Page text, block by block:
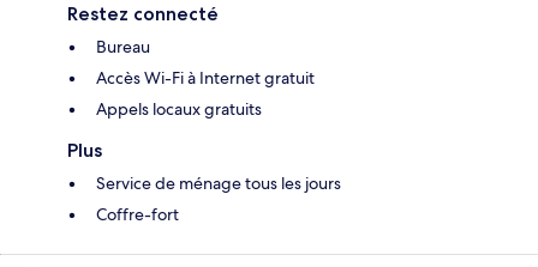
Restez connecté
Bureau
Accès Wi-Fi à Internet gratuit
Appels locaux gratuits
Plus
Service de ménage tous les jours
Coffre-fort